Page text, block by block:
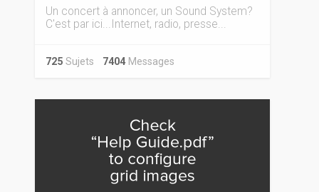
Un concert à annoncer, un Sound System?
C'est par ici...Internet, radio, presse...
725Sujets 7404Messages